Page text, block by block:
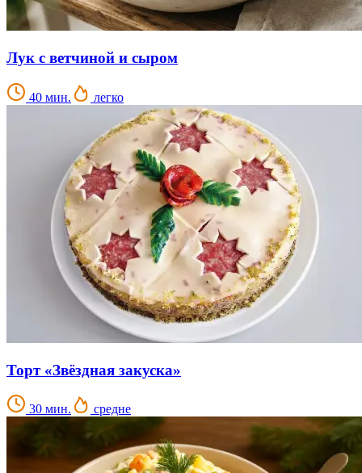
Лук с ветчиной и сыром
40 мин. легко
Торт «Звёздная закуска»
30 мин. средне